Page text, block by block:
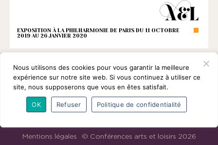
EXPOSITION À LA PHILHARMONIE DE PARIS DU 11 OCTOBRE
2019 AU 26 JANVIER 2020
L’association Programmes
Intervenants
Mentions légales
© Conférences arts et loisirs 2026
Nous utilisons des cookies pour vous garantir la meilleure
expérience sur notre site web. Si vous continuez à utiliser ce
site, nous supposerons que vous en êtes satisfait.
OK Refuser Politique de confidentialité